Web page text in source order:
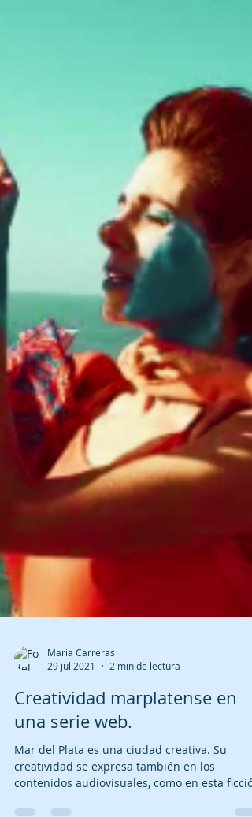
29 jul 2021
2 min de lectura
Creatividad marplatense en
una serie web.
Mar del Plata es una ciudad creativa. Su
creatividad se expresa también en los
contenidos audiovisuales, como en esta